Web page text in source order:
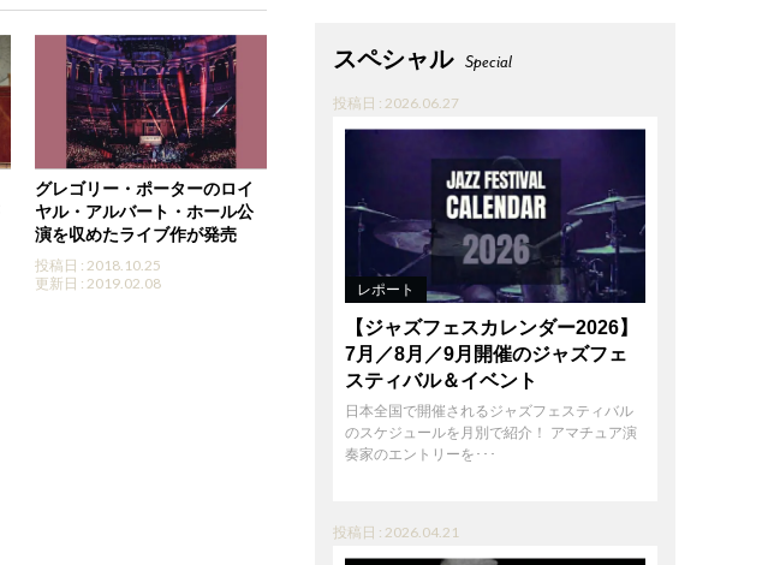
グレゴリー・ポーターのロイ
ヤル・アルバート・ホール公
演を収めたライブ作が発売
投稿日 : 2018.10.25
更新日 : 2019.02.08
スペシャル Special
投稿日 : 2026.06.27
レポート
【ジャズフェスカレンダー2026】
7月／8月／9月開催のジャズフェ
スティバル＆イベント
日本全国で開催されるジャズフェスティバル
のスケジュールを月別で紹介！ アマチュア演
奏家のエントリーを･･･
投稿日 : 2026.04.21